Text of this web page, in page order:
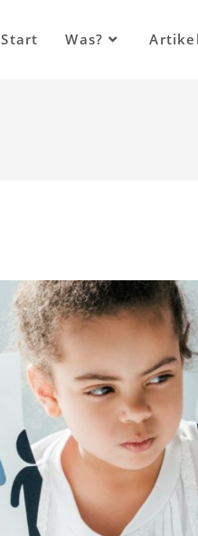
Start Was? Artikel